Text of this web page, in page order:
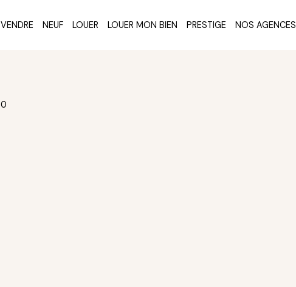
VENDRE NEUF LOUER LOUER MON BIEN PRESTIGE NOS AGENCES